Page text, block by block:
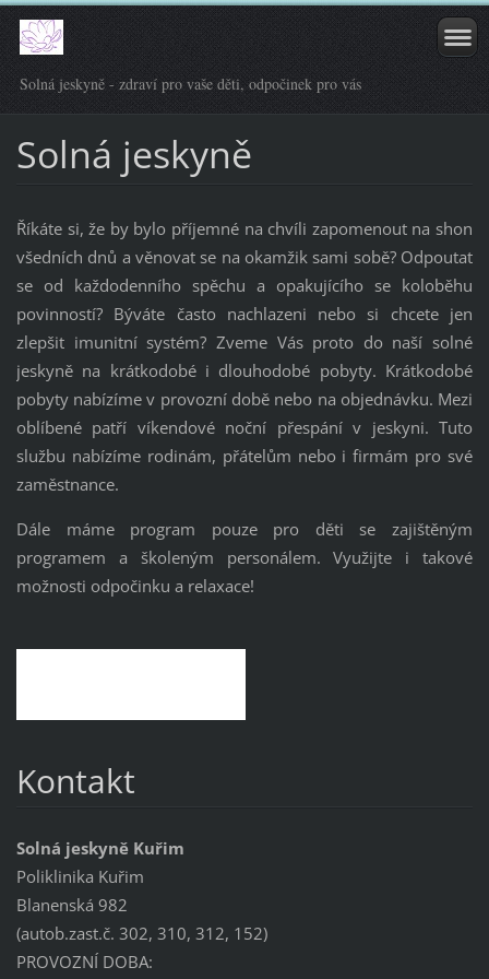
Solná jeskyně - zdraví pro vaše děti, odpočinek pro vás
Solná jeskyně
Říkáte si, že by bylo příjemné na chvíli zapomenout na shon
všedních dnů a věnovat se na okamžik sami sobě? Odpoutat
se od každodenního spěchu a opakujícího se koloběhu
povinností? Býváte často nachlazeni nebo si chcete jen
zlepšit imunitní systém? Zveme Vás proto do naší solné
jeskyně na krátkodobé i dlouhodobé pobyty. Krátkodobé
pobyty nabízíme v provozní době nebo na objednávku. Mezi
oblíbené patří víkendové noční přespání v jeskyni. Tuto
službu nabízíme rodinám, přátelům nebo i firmám pro své
zaměstnance.
Dále máme program pouze pro děti se zajištěným
programem a školeným personálem. Využijte i takové
možnosti odpočinku a relaxace!
Kontakt
Solná jeskyně Kuřim
Poliklinika Kuřim
Blanenská 982
(autob.zast.č. 302, 310, 312, 152)
PROVOZNÍ DOBA: